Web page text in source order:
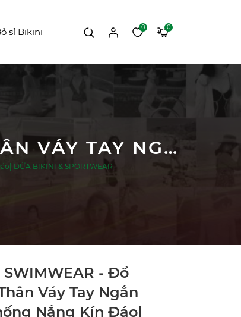
sỉ Bikini 0 0
SORA ELYSE SWIMWEAR - ĐỒ BƠI NỮ LIỀN THÂN VÁY TAY NGẮN KHÓA KÉO CHỐNG NẮNG KÍN ĐÁO| DỨA BIKINI & SPORTWEAR
DỨA BIKINI & SPORTWEAR
SWIMWEAR - Đồ
Váy Tay Ngắn
Nắng Kín Đáo|